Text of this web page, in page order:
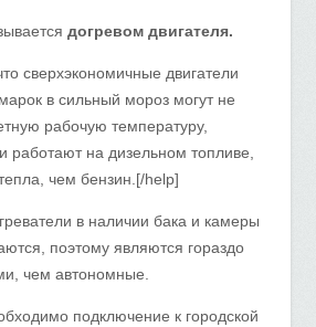
догревом двигателя.
сверхэкономичные двигатели
в сильный мороз могут не
рабочую температуру,
работают на дизельном топливе,
чем бензин.[/help]
в наличии бака и камеры
поэтому являются гораздо
чем автономные.
подключение к городской